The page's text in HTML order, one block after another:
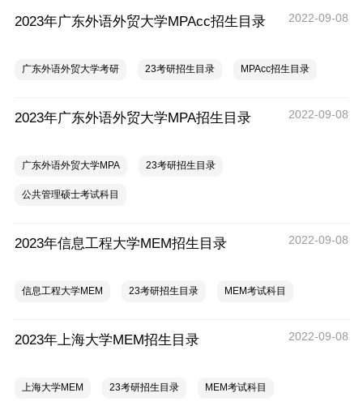
2023年广东外语外贸大学MPAcc招生目录 2022-09-08
广东外语外贸大学考研 23考研招生目录 MPAcc招生目录
2023年广东外语外贸大学MPA招生目录 2022-09-08
广东外语外贸大学MPA 23考研招生目录
公共管理硕士考试科目
2023年信息工程大学MEM招生目录 2022-09-08
信息工程大学MEM 23考研招生目录 MEM考试科目
2023年上海大学MEM招生目录 2022-09-08
上海大学MEM 23考研招生目录 MEM考试科目